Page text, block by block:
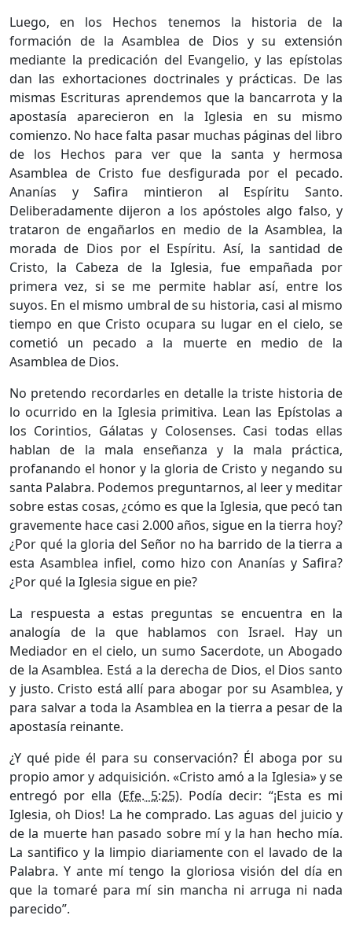
Luego, en los Hechos tenemos la historia de la
formación de la Asamblea de Dios y su extensión
mediante la predicación del Evangelio, y las epístolas
dan las exhortaciones doctrinales y prácticas. De las
mismas Escrituras aprendemos que la bancarrota y la
apostasía aparecieron en la Iglesia en su mismo
comienzo. No hace falta pasar muchas páginas del libro
de los Hechos para ver que la santa y hermosa
Asamblea de Cristo fue desfigurada por el pecado.
Ananías y Safira mintieron al Espíritu Santo.
Deliberadamente dijeron a los apóstoles algo falso, y
trataron de engañarlos en medio de la Asamblea, la
morada de Dios por el Espíritu. Así, la santidad de
Cristo, la Cabeza de la Iglesia, fue empañada por
primera vez, si se me permite hablar así, entre los
suyos. En el mismo umbral de su historia, casi al mismo
tiempo en que Cristo ocupara su lugar en el cielo, se
cometió un pecado a la muerte en medio de la
Asamblea de Dios.
No pretendo recordarles en detalle la triste historia de
lo ocurrido en la Iglesia primitiva. Lean las Epístolas a
los Corintios, Gálatas y Colosenses. Casi todas ellas
hablan de la mala enseñanza y la mala práctica,
profanando el honor y la gloria de Cristo y negando su
santa Palabra. Podemos preguntarnos, al leer y meditar
sobre estas cosas, ¿cómo es que la Iglesia, que pecó tan
gravemente hace casi 2.000 años, sigue en la tierra hoy?
¿Por qué la gloria del Señor no ha barrido de la tierra a
esta Asamblea infiel, como hizo con Ananías y Safira?
¿Por qué la Iglesia sigue en pie?
La respuesta a estas preguntas se encuentra en la
analogía de la que hablamos con Israel. Hay un
Mediador en el cielo, un sumo Sacerdote, un Abogado
de la Asamblea. Está a la derecha de Dios, el Dios santo
y justo. Cristo está allí para abogar por su Asamblea, y
para salvar a toda la Asamblea en la tierra a pesar de la
apostasía reinante.
¿Y qué pide él para su conservación? Él aboga por su
propio amor y adquisición. «Cristo amó a la Iglesia» y se
entregó por ella (Efe. 5:25). Podía decir: “¡Esta es mi
Iglesia, oh Dios! La he comprado. Las aguas del juicio y
de la muerte han pasado sobre mí y la han hecho mía.
La santifico y la limpio diariamente con el lavado de la
Palabra. Y ante mí tengo la gloriosa visión del día en
que la tomaré para mí sin mancha ni arruga ni nada
parecido”.